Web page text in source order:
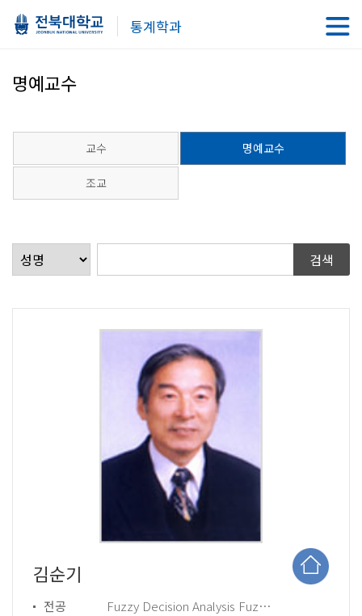
통계학과
명예교수
교수 명예교수
조교
김순기
전공
Fuzzy Decision Analysis Fuzzy Medical Diagnosis